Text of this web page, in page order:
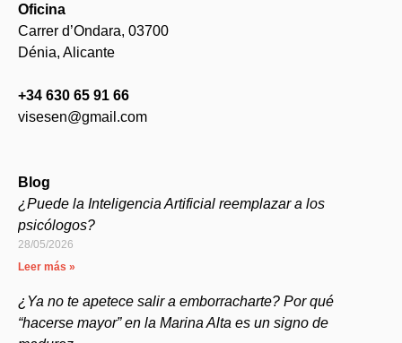
Oficina
Carrer d’Ondara, 03700
Dénia, Alicante
+34 630 65 91 66
visesen@gmail.com
Blog
¿Puede la Inteligencia Artificial reemplazar a los
psicólogos?
28/05/2026
Leer más »
¿Ya no te apetece salir a emborracharte? Por qué
“hacerse mayor” en la Marina Alta es un signo de